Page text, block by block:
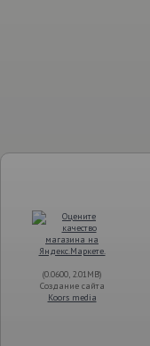
(0.0600, 2.01MB)
Создание сайта
Koors media